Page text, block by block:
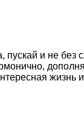
и не